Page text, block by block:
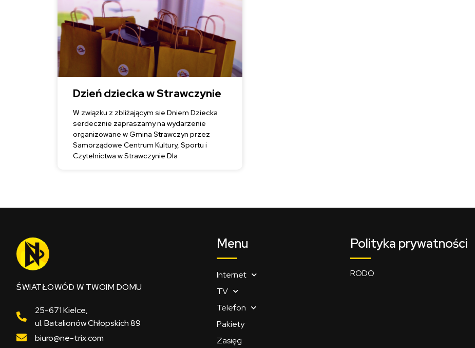
Dzień dziecka w Strawczynie
W związku z zbliżającym sie Dniem Dziecka
serdecznie zapraszamy na wydarzenie
organizowane w Gmina Strawczyn przez
Samorządowe Centrum Kultury, Sportu i
Czytelnictwa w Strawczynie Dla
ŚWIATŁOWÓD W TWOIM DOMU
25-671 Kielce,
ul. Batalionów Chłopskich 89
biuro@ne-trix.com
Menu
Internet
TV
Telefon
Pakiety
Zasięg
Polityka prywatności
RODO